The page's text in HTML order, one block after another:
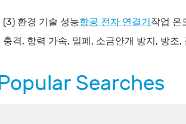
(3) 환경 기술 성능항공 전자 연결기 작업 온
충격, 항력 가속, 밀폐, 소금안개 방지, 방조,
Searches